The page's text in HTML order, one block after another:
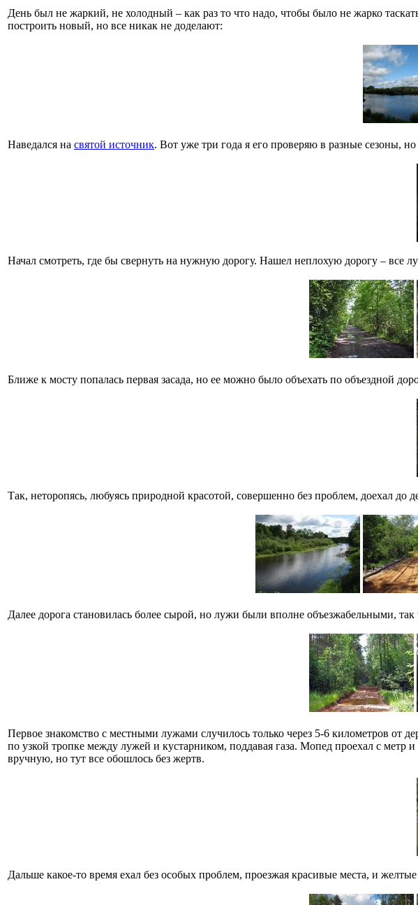
День был не жаркий, не холодный – как раз то что надо, чтобы было не жарко
построить новый, но все никак не доделают:
Наведался на святой источник. Вот уже три года я его проверяю в разные сезоны,
Начал смотреть, где бы свернуть на нужную дорогу. Нашел неплохую дорогу – все
Ближе к мосту попалась первая засада, но ее можно было объехать по объездной
Так, неторопясь, любуясь природной красотой, совершенно без проблем, доехал до
Далее дорога становилась более сырой, но лужи были вполне объезжабельными, так
Первое знакомство с местными лужами случилось только через 5-6 километров от
по узкой тропке между лужей и кустарником, поддавая газа. Мопед проехал с метр
вручную, но тут все обошлось без жертв.
Дальше какое-то время ехал без особых проблем, проезжая красивые места, и